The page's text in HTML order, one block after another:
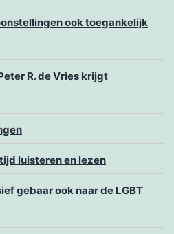
ook toegankelijk
R. de Vries krijgt
luisteren en lezen
gebaar ook naar de LGBT